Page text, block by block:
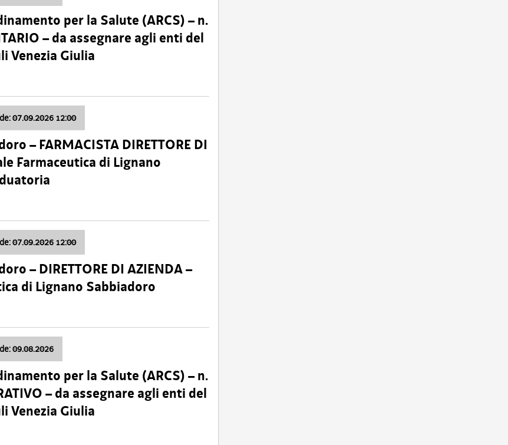
per la Salute (ARCS) – n.
– da assegnare agli enti del
Venezia Giulia
07.09.2026 12:00
– FARMACISTA DIRETTORE DI
Farmaceutica di Lignano
07.09.2026 12:00
– DIRETTORE DI AZIENDA –
di Lignano Sabbiadoro
09.08.2026
per la Salute (ARCS) – n.
– da assegnare agli enti del
Venezia Giulia